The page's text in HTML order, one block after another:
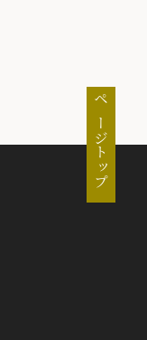
ページトップ